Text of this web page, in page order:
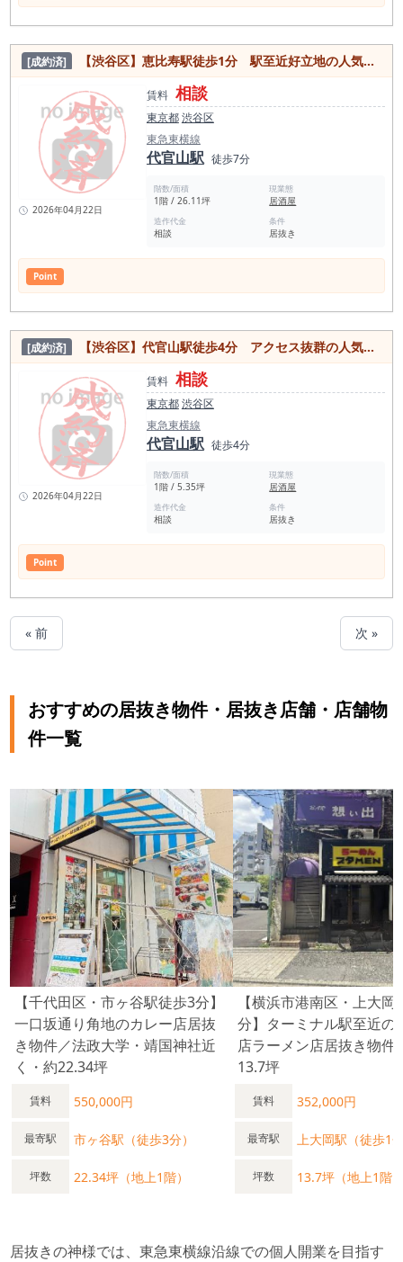
[成約済] 【渋谷区】恵比寿駅徒歩1分 駅至近好立地の人気エリア！1階路面居抜き物件
2026年04月22日
賃料 相談
東京都渋谷区
東急東横線
代官山駅 徒歩7分
階数/面積
1階 / 26.11坪
現業態
居酒屋
造作代金
相談
条件
居抜き
Point
[成約済] 【渋谷区】代官山駅徒歩4分 アクセス抜群の人気エリア！内装美麗な居抜き物件
2026年04月22日
賃料 相談
東京都渋谷区
東急東横線
代官山駅 徒歩4分
階数/面積
1階 / 5.35坪
現業態
居酒屋
造作代金
相談
条件
居抜き
Point
« 前 次 »
おすすめの居抜き物件・居抜き店舗・店舗物
件一覧
【千代田区・市ヶ谷駅徒歩3分】
一口坂通り角地のカレー店居抜
き物件／法政大学・靖国神社近
く・約22.34坪
賃料 550,000円
最寄駅 市ヶ谷駅（徒歩3分）
坪数 22.34坪（地上1階）
【横浜市港南区・上大岡
分】ターミナル駅至近の
店ラーメン店居抜き物件
13.7坪
賃料 352,000円
最寄駅 上大岡駅（徒歩1
坪数 13.7坪（地上1階
居抜きの神様では、東急東横線沿線での個人開業を目指す